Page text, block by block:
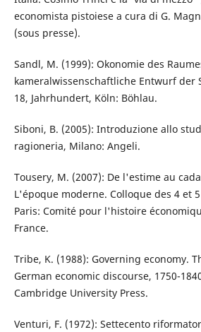
economista pistoiese a cura di G.
(sous presse).
Sandl, M. (1999): Okonomie des
kameralwissenschaftliche Entwurf der
18, Jahrhundert, Köln: Böhlau.
Siboni, B. (2005): Introduzione allo
ragioneria, Milano: Angeli.
Tousery, M. (2007): De l'estime au
L'époque moderne. Colloque des 4 et
Paris: Comité pour l'histoire
France.
Tribe, K. (1988): Governing economy.
German economic discourse, 1750-
Cambridge University Press.
Venturi, F. (1972): Settecento